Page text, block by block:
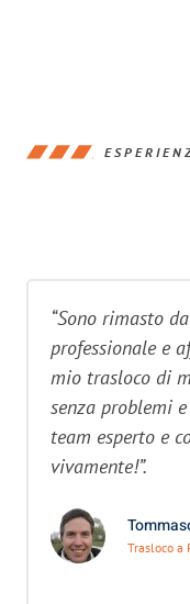
“Sono rimasto
professionale e
mio trasloco di
senza problemi
team esperto e
vivamente!”.
Trasloco a